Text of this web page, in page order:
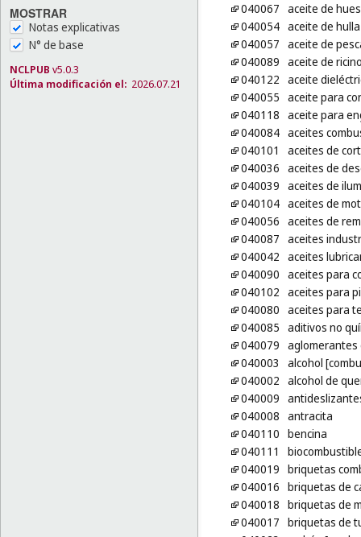
MOSTRAR
Notas explicativas
N° de base
NCLPUB v5.0.3
Última modificación el: 2026.07.21
040067 aceite de
040054 aceite de hulla
040057 aceite de
040089 aceite de
040122 aceite
040055 aceite para
040118 aceite para
040084 aceites
040101
aceites de
040036 aceites de
040039 aceites de
040104 aceites de
040056 aceites de
040087 aceites
040042 aceites
040090 aceites para
040102 aceites para
040080 aceites para
040085 aditivos no
040079 aglomerantes
040003
alcohol
040002 alcohol de
040009
040008 antracita
040110 bencina
040111
040019 briquetas
040016 briquetas de
040018 briquetas de
040017 briquetas de